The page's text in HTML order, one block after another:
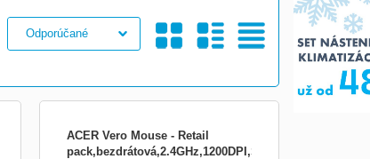
ACER Vero Mouse - Retail
pack,bezdrátová,2.4GHz,1200DPI,Šedá